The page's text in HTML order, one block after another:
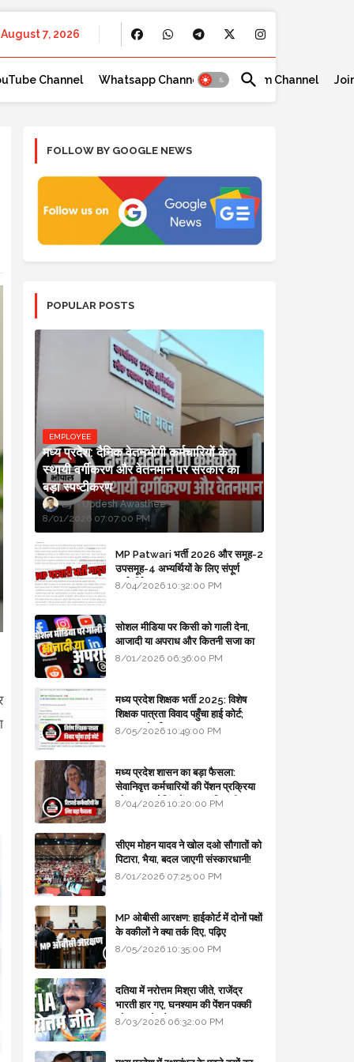
August 7, 2026
Channel Whatsapp Channel Telegram Channel
FOLLOW BY GOOGLE NEWS
POPULAR POSTS
EMPLOYEE
मध्य प्रदेश: दैनिक वेतनभोगी कर्मचारियों के
स्थायी वर्गीकरण और वेतनमान पर सरकार का
बड़ा स्पष्टीकरण
Updesh Awasthee
8/01/2026 07:07:00 PM
MP Patwari भर्ती 2026 और समूह-2
उपसमूह-4 अभ्यर्थियों के लिए संपूर्ण
मार्गदर्शिका
8/04/2026 10:32:00 PM
सोशल मीडिया पर किसी को गाली देना,
आजादी या अपराध और कितनी सजा का
प्रावधान - free legal advice
8/01/2026 06:36:00 PM
मध्य प्रदेश शिक्षक भर्ती 2025: विशेष
शिक्षक पात्रता विवाद पहुँचा हाई कोर्ट;
सरकार से माँगा जवाब
8/05/2026 10:49:00 PM
मध्य प्रदेश शासन का बड़ा फैसला:
सेवानिवृत्त कर्मचारियों की पेंशन प्रक्रिया
और बजट कोडिंग में हुए क्रांतिकारी
8/04/2026 10:20:00 PM
सीएम मोहन यादव ने खोल दओ सौगातों को
पिटारा, भैया, बदल जाएगी संस्कारधानी!
8/01/2026 07:25:00 PM
MP ओबीसी आरक्षण: हाईकोर्ट में दोनों पक्षों
के वकीलों ने क्या तर्क दिए, पढ़िए
8/05/2026 10:35:00 PM
दतिया में नरोत्तम मिश्रा जीते, राजेंद्र
भारती हार गए, घनश्याम की पेंशन पक्की
और आशुतोष बैक टू...
8/03/2026 06:32:00 PM